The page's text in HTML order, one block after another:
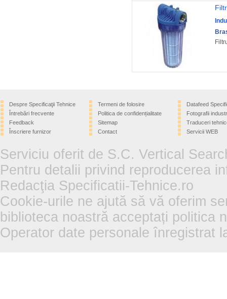
Despre Specificaţii Tehnice
Întrebări frecvente
Feedback
Înscriere furnizor
Termeni de folosire
Politica de confidențialitate
Sitemap
Contact
Datafeed
Fotografii
Traduceri
Servicii WEB
Serviciu oferit de S.C. Vertical
Pentru detalii privind reproducerea
Redacţia Specificatii-Tehnice.ro
Cookie-urile ne ajută să vă oferim
biblioteca noastră acceptați politica
Operator date personale înregistrat